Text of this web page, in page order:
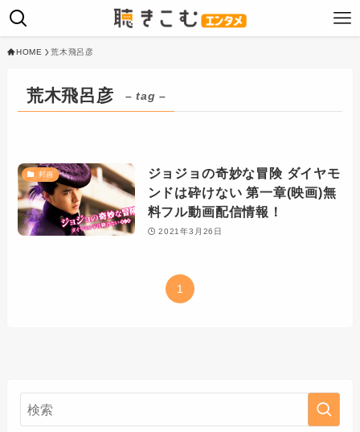
HOME 荒木飛呂彦
荒木飛呂彦 – tag –
邦画
ジョジョの奇妙な冒険 ダイヤモ
ンドは砕けない 第一章(映画)無
料フル動画配信情報！
2021年3月26日
1